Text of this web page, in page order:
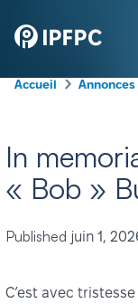
Accueil- Annonces
In
« Bob »
Published juin 1,
C’est avec